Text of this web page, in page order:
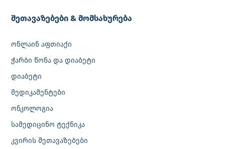
შეთავაზებები & მომსახურება
ონლაინ აფთიაქი
ჭარბი წონა და დიაბეტი
დიაბეტი
მედიკამენტები
ონკოლოგია
სამედიცინო ტექნიკა
კვირის შეთავაზებები